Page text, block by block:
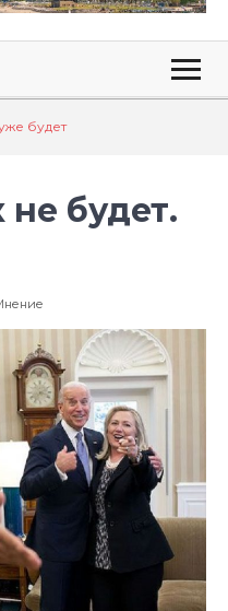
будет
не будет.